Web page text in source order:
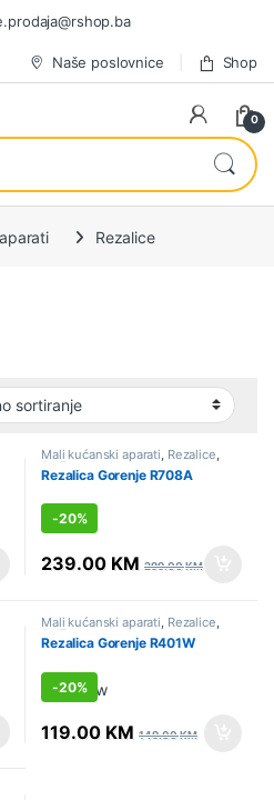
Naše poslovnice Shop
0
Rezalice
Mali kućanski aparati, Rezalice,
Sniženo
Rezalica Gorenje R708A
-20%
239.00 KM 299.00KM
Mali kućanski aparati Rezalice
Sniženo
Rezalica Gorenje R401W
-20%
119.00 KM 149.00KM